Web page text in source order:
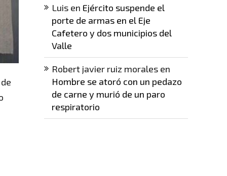
Luisen Ejército suspende el
porte de armas en el Eje
Cafetero y dos municipios del
Valle
Robert javier ruiz moralesen
Hombre se atoró con un pedazo
de carne y murió de un paro
respiratorio